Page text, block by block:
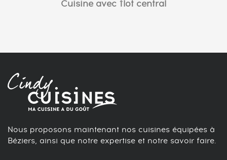
Cuisine avec îlot central
Nous proposons maintenant nos cuisines équipées à
Béziers, ainsi que notre expertise et notre savoir faire.